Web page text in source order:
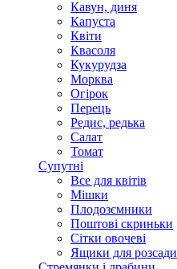
Кавун, диня
Капуста
Квіти
Квасоля
Кукурудза
Морква
Огірок
Перець
Редис, редька
Салат
Томат
Супутні
Все для квітів
Мішки
Плодозємники
Поштові скриньки
Сітки овочеві
Ящики для розсади